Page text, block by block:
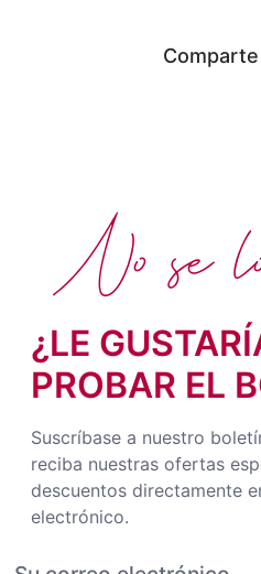
¿LE
PROBAR EL
Suscríbase a nuestro
reciba nuestras ofertas
descuentos directamente
electrónico.
No se